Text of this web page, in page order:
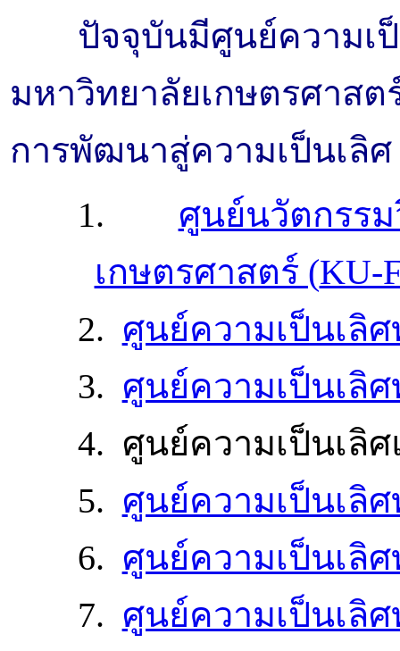
ปัจจุบันมีศูนย์ความเ
มหาวิทยาลัยเกษตรศาส
การพัฒนาสู่ความเป็นเลิ
1. ศูนย์นวัตกรร
เกษตรศาสตร์ (KU-
2. ศูนย์ความเป็นเลิ
3. ศูนย์ความเป็นเลิ
4. ศูนย์ความเป็นเลิ
5. ศูนย์ความเป็นเลิ
6. ศูนย์ความเป็นเลิ
7. ศูนย์ความเป็นเลิ